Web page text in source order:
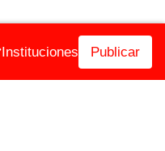
Instituciones Publicar